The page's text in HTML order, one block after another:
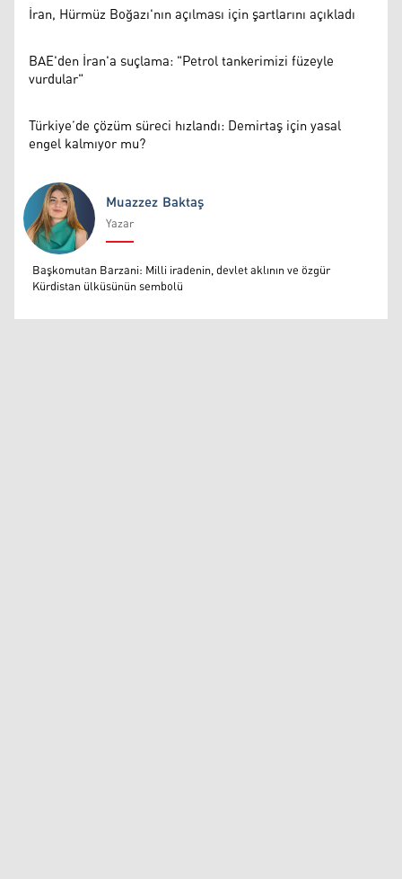
İran, Hürmüz Boğazı'nın açılması için şartlarını açıkladı
BAE'den İran'a suçlama: "Petrol tankerimizi füzeyle
vurdular"
Türkiye’de çözüm süreci hızlandı: Demirtaş için yasal
engel kalmıyor mu?
Muazzez Baktaş
Muazzez Baktaş
Yazar
Başkomutan Barzani: Milli iradenin, devlet aklının ve özgür
Kürdistan ülküsünün sembolü